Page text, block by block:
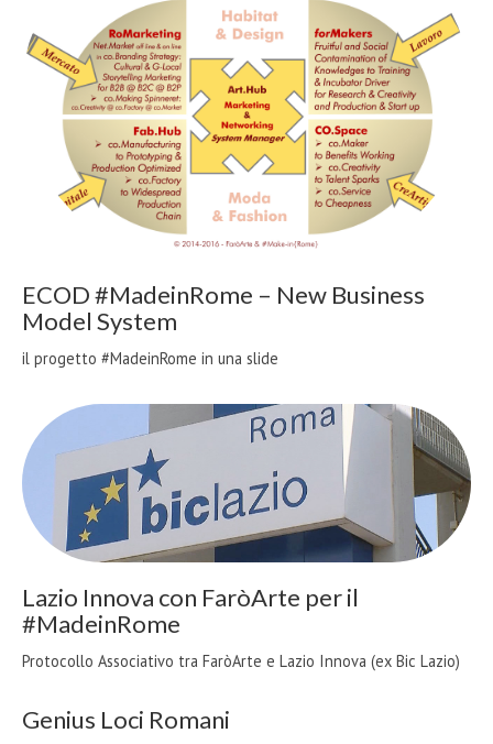
ECOD #MadeinRome – New Business
Model System
il progetto #MadeinRome in una slide
Lazio Innova con FaròArte per il
#MadeinRome
Protocollo Associativo tra FaròArte e Lazio Innova (ex Bic Lazio)
Genius Loci Romani